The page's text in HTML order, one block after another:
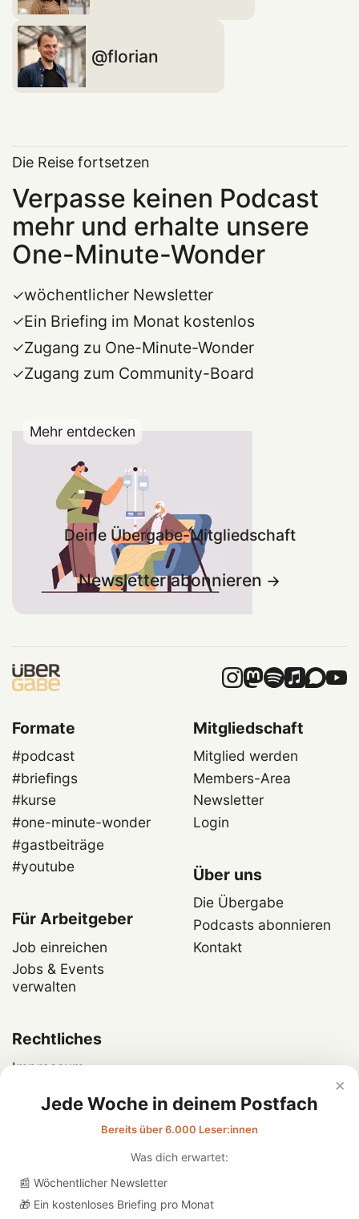
florian
Die Reise fortsetzen
Verpasse keinen Podcast
mehr und erhalte unsere
One-Minute-Wonder
wöchentlicher Newsletter
Ein Briefing im Monat kostenlos
Zugang zu One-Minute-Wonder
Zugang zum Community-Board
Mehr entdecken
Deine Übergabe-Mitgliedschaft
Newsletter abonnieren
Formate
#podcast
#briefings
#kurse
#one-minute-wonder
#gastbeiträge
#youtube
Mitgliedschaft
Mitglied werden
Members-Area
Newsletter
Login
Für Arbeitgeber
Job einreichen
Jobs & Events
verwalten
Über uns
Die Übergabe
Podcasts abonnieren
Kontakt
Rechtliches
Impressum
×
Jede Woche in deinem Postfach
Bereits über 6.000 Leser:innen
Was dich erwartet:
📰 Wöchentlicher Newsletter
🎁 Ein kostenloses Briefing pro Monat